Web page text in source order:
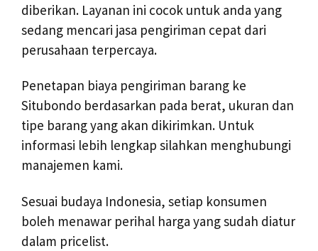
diberikan. Layanan ini cocok untuk anda yang
sedang mencari jasa pengiriman cepat dari
perusahaan terpercaya.
Penetapan biaya pengiriman barang ke
Situbondo berdasarkan pada berat, ukuran dan
tipe barang yang akan dikirimkan. Untuk
informasi lebih lengkap silahkan menghubungi
manajemen kami.
Sesuai budaya Indonesia, setiap konsumen
boleh menawar perihal harga yang sudah diatur
dalam pricelist.